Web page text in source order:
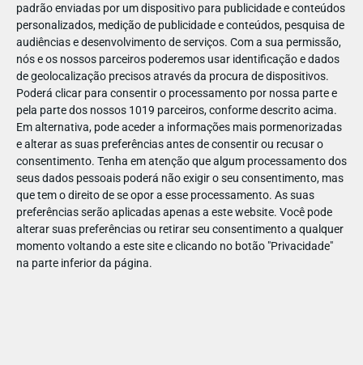
padrão enviadas por um dispositivo para publicidade e conteúdos
personalizados, medição de publicidade e conteúdos, pesquisa de
audiências e desenvolvimento de serviços. Com a sua permissão,
nós e os nossos parceiros poderemos usar identificação e dados
de geolocalização precisos através da procura de dispositivos.
Poderá clicar para consentir o processamento por nossa parte e
pela parte dos nossos 1019 parceiros, conforme descrito acima.
Em alternativa, pode aceder a informações mais pormenorizadas
e alterar as suas preferências antes de consentir ou recusar o
consentimento. Tenha em atenção que algum processamento dos
seus dados pessoais poderá não exigir o seu consentimento, mas
que tem o direito de se opor a esse processamento. As suas
preferências serão aplicadas apenas a este website. Você pode
alterar suas preferências ou retirar seu consentimento a qualquer
momento voltando a este site e clicando no botão "Privacidade"
na parte inferior da página.
10
1187612075719659